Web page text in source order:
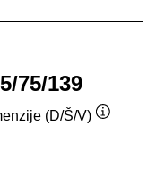
75/139
(D/Š/V)